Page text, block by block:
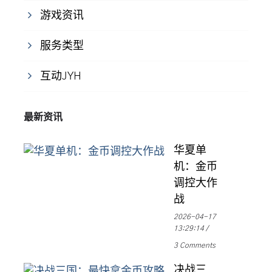
游戏资讯
服务类型
互动JYH
最新资讯
华夏单
机：金币
调控大作
战
2026-04-17
13:29:14
3 Comments